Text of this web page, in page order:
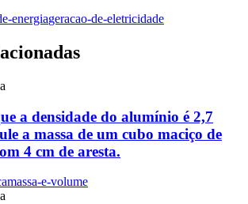
energiageracao-de-eletricidade
a densidade do alumínio é 2,7
a massa de um cubo maciço de
4 cm de aresta.
massa-e-volume